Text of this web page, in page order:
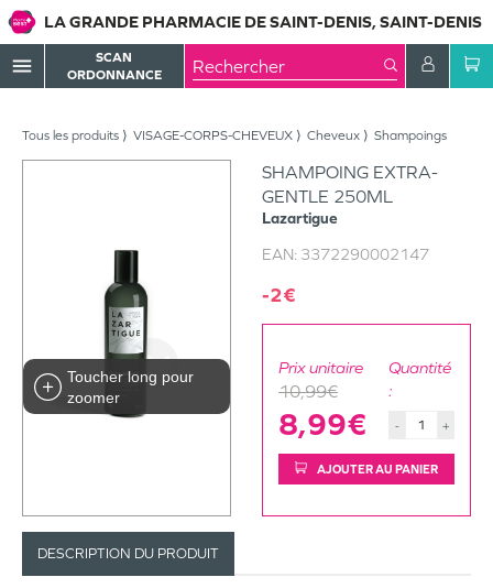
LA GRANDE PHARMACIE DE SAINT-DENIS, SAINT-DENIS
menu
SCAN
ORDONNANCE
Tous les produits VISAGE-CORPS-CHEVEUX Cheveux Shampoings
Toucher long pour
zoomer
SHAMPOING EXTRA-
GENTLE 250ML
Lazartigue
EAN: 3372290002147
-2€
Prix unitaire
10,99€
8,99€
Quantité
:
- +
AJOUTER AU PANIER
DESCRIPTION DU PRODUIT